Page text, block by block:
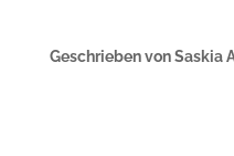
Geschrieben von Saskia